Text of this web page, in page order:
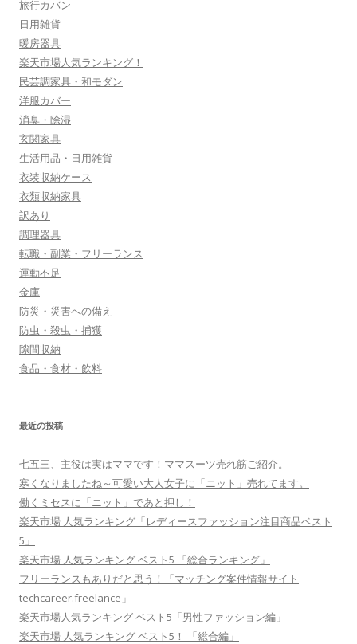
旅行カバン
日用雑貨
暖房器具
楽天市場人気ランキング！
民芸調家具・和モダン
洋服カバー
消臭・除湿
玄関家具
生活用品・日用雑貨
衣装収納ケース
衣類収納家具
訳あり
調理器具
転職・副業・フリーランス
運動不足
金庫
防災・災害への備え
防虫・殺虫・捕獲
隙間収納
食品・食材・飲料
最近の投稿
七五三、主役は実はママです！ママスーツ売れ筋ご紹介。
寒くなりましたね～可愛い大人女子に「ニット」売れてます。
働くミセスに「ニット」であと押し！
楽天市場 人気ランキング「レディースファッション注目商品ベスト
5」
楽天市場 人気ランキング ベスト5 「総合ランキング」
フリーランスもありだと思う！「マッチング案件情報サイト
techcareer.freelance」
楽天市場人気ランキング ベスト5「男性ファッション編」
楽天市場 人気ランキング ベスト5！ 「総合編」